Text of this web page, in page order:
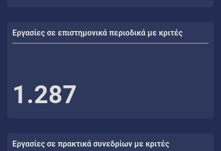
Εργασίες σε επιστημονικά περιοδικά με κριτές
1.287
Εργασίες σε πρακτικά συνεδρίων με κριτές